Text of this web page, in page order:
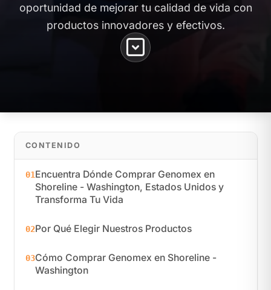
oportunidad de mejorar tu calidad de vida con
productos innovadores y efectivos.
CONTENIDO
01Encuentra Dónde Comprar Genomex en
Shoreline - Washington, Estados Unidos y
Transforma Tu Vida
02Por Qué Elegir Nuestros Productos
03Cómo Comprar Genomex en Shoreline -
Washington